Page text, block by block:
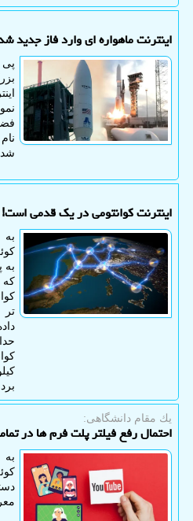
اینترنت ماهواره ای وارد فاز جدید
اینترنت کوانتومی در یک قدمی است!
به
برد.
یك مقام دانشگاهی:
احتمال رفع فیلتر پلت فرم ها در